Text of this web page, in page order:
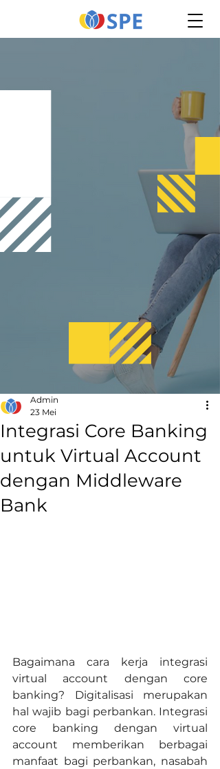
Integrasi Core Banking
untuk Virtual Account
dengan Middleware
Bank
Admin
23 Mei
Bagaimana cara kerja integrasi
virtual account dengan core
banking? Digitalisasi merupakan
hal wajib bagi perbankan. Integrasi
core banking dengan virtual
account memberikan berbagai
manfaat bagi perbankan, nasabah